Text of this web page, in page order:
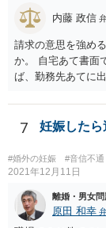
内藤 政信
請求の意思を強め
か。 自宅あて書面
ば、勤務先あてに
7 妊娠したら
#婚外の妊娠 #音信不通
2021年12月11日
離婚・男女
原田 和幸